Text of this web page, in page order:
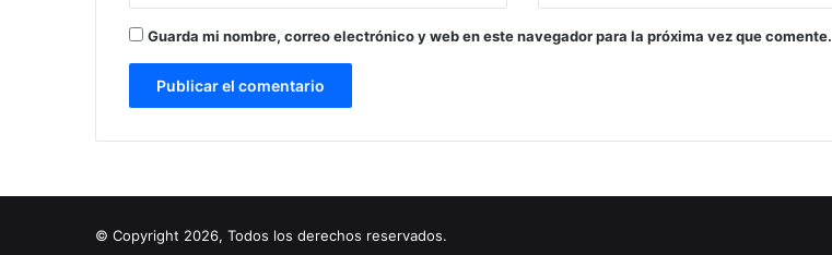
Guarda mi nombre, correo electrónico y web en este navegador para la próxima vez que comente.
© Copyright 2026, Todos los derechos reservados.